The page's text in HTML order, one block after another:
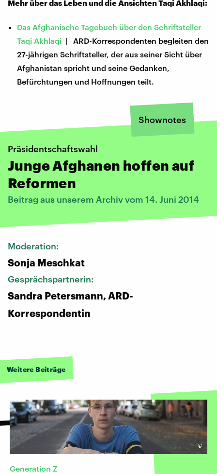
Mehr über das Leben und die Ansichten Taqi Akhlaqi:
Das Afghanische Tagebuch über den Schriftsteller
Taqi Akhlaqi | ARD-Korrespondenten begleiten den
27-jährigen Schriftsteller, der aus seiner Sicht über
Afghanistan spricht und seine Gedanken,
Befürchtungen und Hoffnungen teilt.
Shownotes
Präsidentschaftswahl
Junge Afghanen hoffen auf
Reformen
Beitrag aus unserem Archiv vom 14. Juni 2014
Moderation:
Sonja Meschkat
Gesprächspartnerin:
Sandra Petersmann, ARD-
Korrespondentin
Weitere Beiträge
©
Generation Z